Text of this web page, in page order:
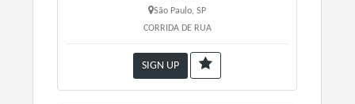
São Paulo, SP
CORRIDA DE RUA
SIGN UP